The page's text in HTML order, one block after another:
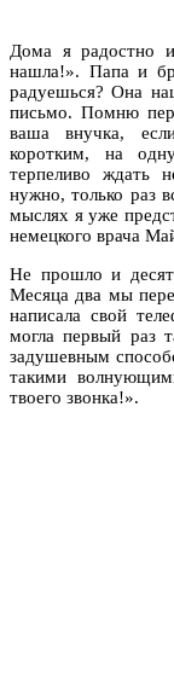
Дома я радостно
нашла!». Папа и
радуешься? Она
письмо. Помню
ваша внучка,
коротким, на
терпеливо ждать
нужно, только раз
мыслях я уже
немецкого врача
Не прошло и
Месяца два мы
написала свой
могла первый раз
задушевным
такими
твоего звонка!».